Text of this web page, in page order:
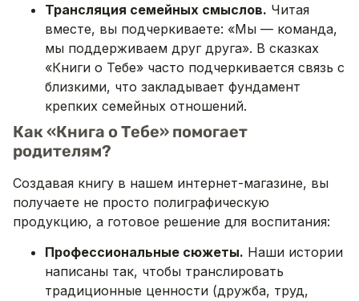
Трансляция семейных смыслов. Читая
вместе, вы подчеркиваете: «Мы — команда,
мы поддерживаем друг друга». В сказках
«Книги о Тебе» часто подчеркивается связь с
близкими, что закладывает фундамент
крепких семейных отношений.
Как «Книга о Тебе» помогает
родителям?
Создавая книгу в нашем интернет-магазине, вы
получаете не просто полиграфическую
продукцию, а готовое решение для воспитания:
Профессиональные сюжеты. Наши истории
написаны так, чтобы транслировать
традиционные ценности (дружба, труд,